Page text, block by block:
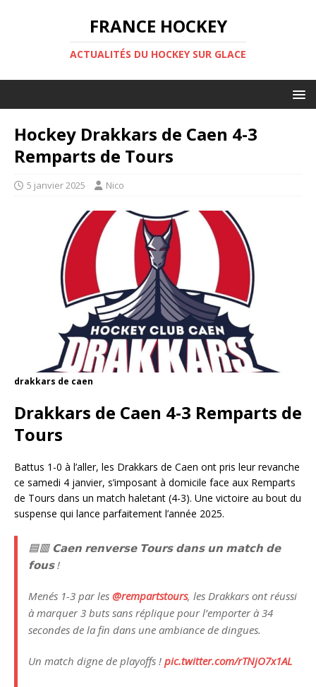
FRANCE HOCKEY
ACTUALITÉS DU HOCKEY SUR GLACE
Hockey Drakkars de Caen 4-3
Remparts de Tours
5 janvier 2025 Nico
drakkars de caen
Drakkars de Caen 4-3 Remparts de
Tours
Battus 1-0 à l’aller, les Drakkars de Caen ont pris leur revanche
ce samedi 4 janvier, s’imposant à domicile face aux Remparts
de Tours dans un match haletant (4-3). Une victoire au bout du
suspense qui lance parfaitement l’année 2025.
🟦🟥 𝗖𝗮𝗲𝗻 𝗿𝗲𝗻𝘃𝗲𝗿𝘀𝗲 𝗧𝗼𝘂𝗿𝘀 𝗱𝗮𝗻𝘀 𝘂𝗻 𝗺𝗮𝘁𝗰𝗵 𝗱𝗲
𝗳𝗼𝘂𝘀 !
Menés 1-3 par les @rempartstours, les Drakkars ont réussi
à marquer 3 buts sans réplique pour l’emporter à 34
secondes de la fin dans une ambiance de dingues.
Un match digne de playoffs ! pic.twitter.com/rTNjO7x1AL